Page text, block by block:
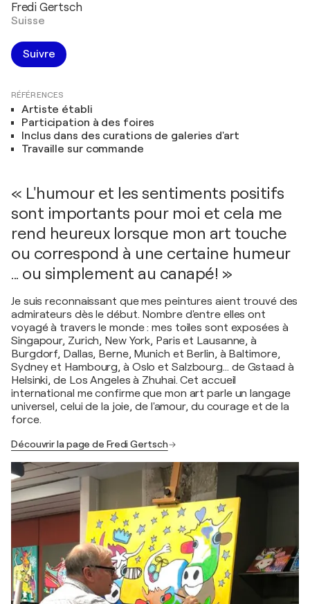
Fredi Gertsch
Suisse
Suivre
RÉFÉRENCES
Artiste établi
Participation à des foires
Inclus dans des curations de galeries d'art
Travaille sur commande
« L'humour et les sentiments positifs
sont importants pour moi et cela me
rend heureux lorsque mon art touche
ou correspond à une certaine humeur
... ou simplement au canapé! »
Je suis reconnaissant que mes peintures aient trouvé des
admirateurs dès le début. Nombre d'entre elles ont
voyagé à travers le monde : mes toiles sont exposées à
Singapour, Zurich, New York, Paris et Lausanne, à
Burgdorf, Dallas, Berne, Munich et Berlin, à Baltimore,
Sydney et Hambourg, à Oslo et Salzbourg… de Gstaad à
Helsinki, de Los Angeles à Zhuhai. Cet accueil
international me confirme que mon art parle un langage
universel, celui de la joie, de l'amour, du courage et de la
force.
Découvrir la page de Fredi Gertsch